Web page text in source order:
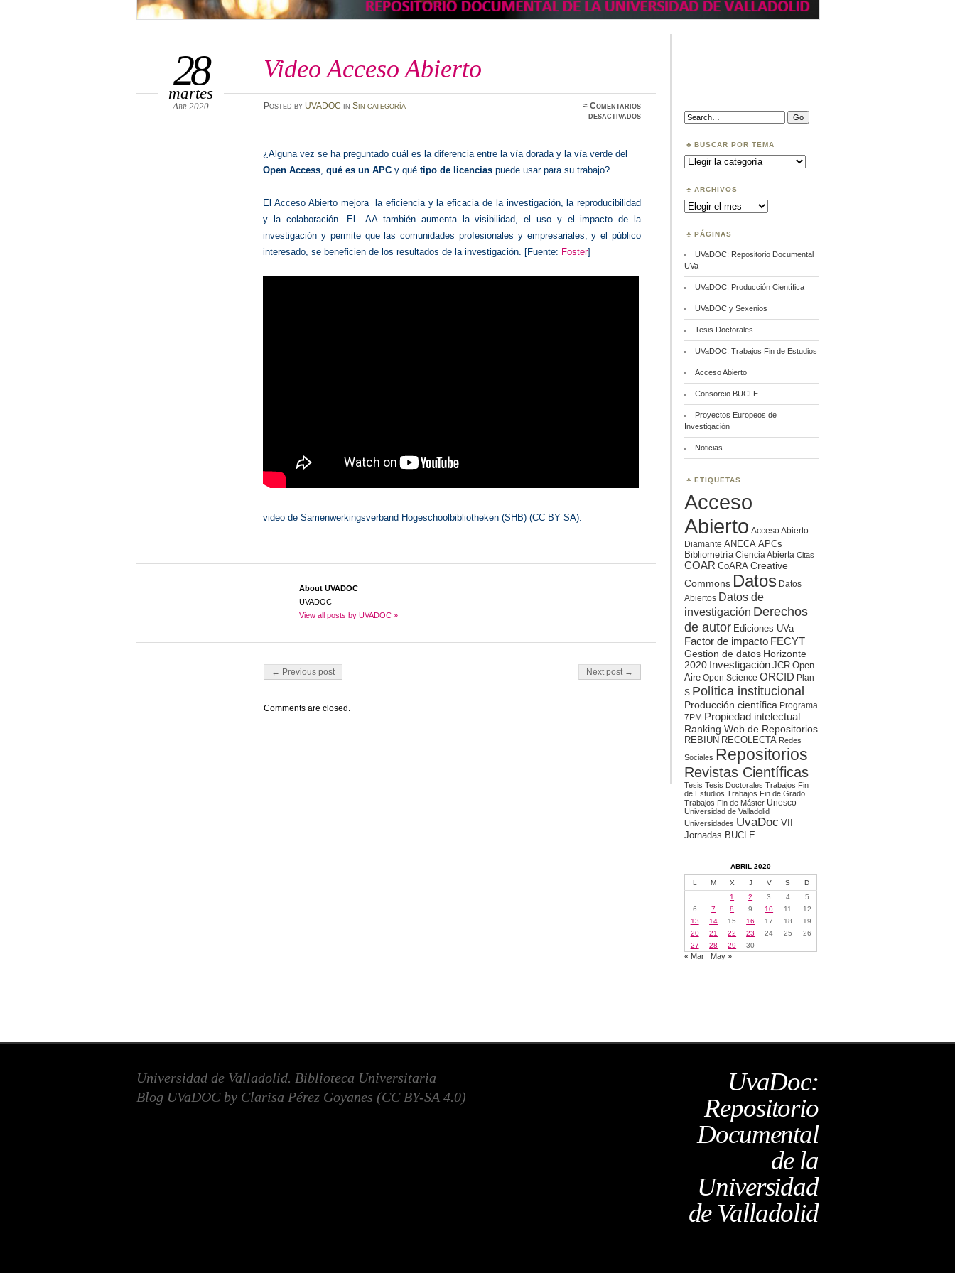
Video Acceso Abierto
28
martes
Abr 2020 Posted by UVADOC in Sin categoría ≈Comentarios
desactivadosen
¿Alguna vez se ha preguntado cuál es la diferencia entre la vía dorada y la vía verde del
Open Access,qué es un APC y quétipo de licencias puede usar para su trabajo?
El Acceso Abierto mejora la eficiencia y la eficacia de la investigación, la reproducibilidad
y la colaboración. El AA también aumenta la visibilidad, el uso y el impacto de la
investigación y permite que las comunidades profesionales y empresariales, y el público
interesado, se beneficien de los resultados de la investigación. [Fuente: Foster]
video de Samenwerkingsverband Hogeschoolbibliotheken (SHB) (CC BY SA).
About UVADOC
UVADOC
View all posts by UVADOC »
Post navigation
← Previous post Next post →
Comments are closed.
Search:
BUSCAR POR TEMA
Buscar
por
ARCHIVOS
Archivos
PÁGINAS
UVaDOC: Repositorio Documental
UVa
UVaDOC: Producción Científica
UVaDOC y Sexenios
Tesis Doctorales
UVaDOC: Trabajos Fin de Estudios
Acceso Abierto
Consorcio BUCLE
Proyectos Europeos de
Investigación
Noticias
ETIQUETAS
Acceso
Abierto Acceso Abierto
Diamante ANECA APCs
Bibliometría Ciencia Abierta Citas
COAR CoARA Creative
Commons Datos Datos
Abiertos Datos de
investigación Derechos
de autor Ediciones UVa
Factor de impacto FECYT
Gestion de datos Horizonte
2020 Investigación JCR Open
Aire Open Science ORCID Plan
S Política institucional
Producción científica Programa
7PM Propiedad intelectual
Ranking Web de Repositorios
REBIUN RECOLECTA Redes
Sociales Repositorios
Revistas Científicas
Tesis Tesis Doctorales Trabajos Fin
de Estudios Trabajos Fin de Grado
Trabajos Fin de Máster Unesco
Universidad de Valladolid
Universidades UvaDoc VII
Jornadas BUCLE
ABRIL 2020
L M X J V S
D
1
2 3 4
5
6
7 8 9 10 11
12
13
14 15 16 17 18
19
20
21 22 23 24 25
26
27
28 29 30
« Mar May »
UvaDoc:
Repositorio
Documental
de la
Universidad
de Valladolid
Universidad de Valladolid. Biblioteca Universitaria
Blog UVaDOC by Clarisa Pérez Goyanes (CC BY-SA 4.0)